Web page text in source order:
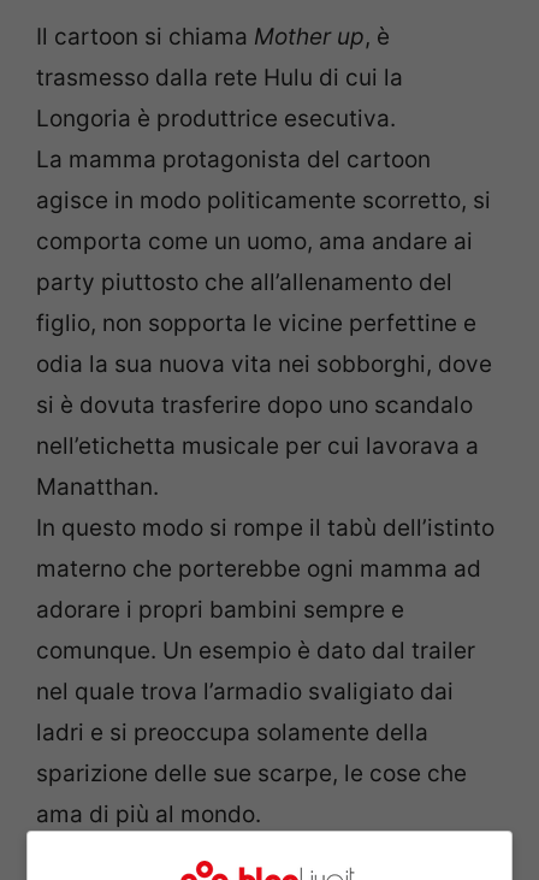
Il cartoon si chiama Mother up, è
trasmesso dalla rete Hulu di cui la
Longoria è produttrice esecutiva.
La mamma protagonista del cartoon
agisce in modo politicamente scorretto, si
comporta come un uomo, ama andare ai
party piuttosto che all’allenamento del
figlio, non sopporta le vicine perfettine e
odia la sua nuova vita nei sobborghi, dove
si è dovuta trasferire dopo uno scandalo
nell’etichetta musicale per cui lavorava a
Manatthan.
In questo modo si rompe il tabù dell’istinto
materno che porterebbe ogni mamma ad
adorare i propri bambini sempre e
comunque. Un esempio è dato dal trailer
nel quale trova l’armadio svaligiato dai
ladri e si preoccupa solamente della
sparizione delle sue scarpe, le cose che
ama di più al mondo.